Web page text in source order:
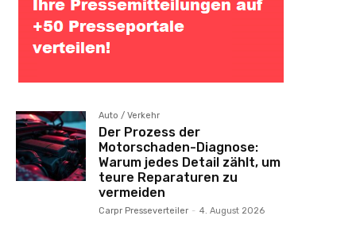
Auto / Verkehr
Der Prozess der
Motorschaden-Diagnose:
Warum jedes Detail zählt, um
teure Reparaturen zu
vermeiden
Carpr Presseverteiler - 4. August 2026